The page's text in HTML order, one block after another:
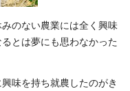
のない農業には全く興味
とは夢にも思わなかった
味を持ち就農したのがき